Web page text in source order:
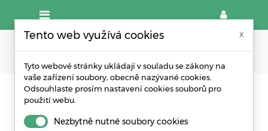
Komplexní řešení
obalových
potřeb
Tento web využívá cookies x
Tyto webové stránky ukládají v souladu se zákony na
vaše zařízení soubory, obecně nazývané cookies.
Odsouhlaste prosím nastavení cookies souborů pro
použití webu.
Nezbytně nutné soubory cookies